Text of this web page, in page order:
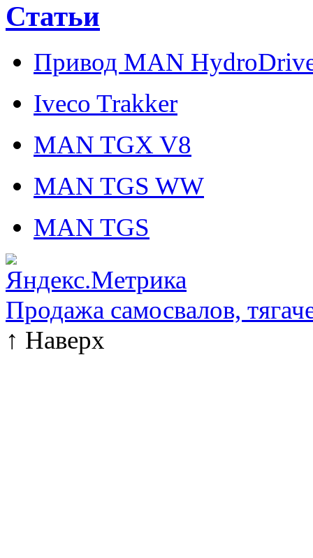
Статьи
Привод MAN
Iveco Trakker
MAN TGX V8
MAN TGS WW
MAN TGS
Продажа самосвалов,
↑ Наверх